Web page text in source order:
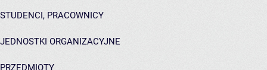
STUDENCI, PRACOWNICY
JEDNOSTKI ORGANIZACYJNE
PRZEDMIOTY